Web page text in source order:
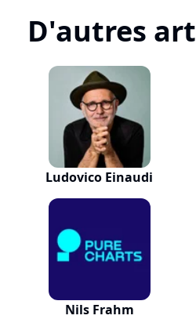
D'autres
Ludovico Einaudi
Nils Frahm